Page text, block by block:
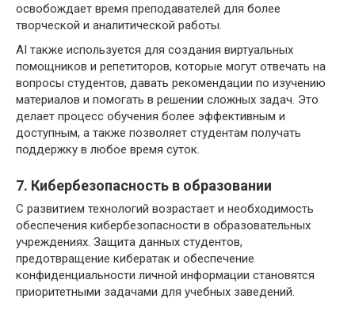
освобождает время преподавателей для более
творческой и аналитической работы.
AI также используется для создания виртуальных
помощников и репетиторов, которые могут отвечать на
вопросы студентов, давать рекомендации по изучению
материалов и помогать в решении сложных задач. Это
делает процесс обучения более эффективным и
доступным, а также позволяет студентам получать
поддержку в любое время суток.
7. Кибербезопасность в образовании
С развитием технологий возрастает и необходимость
обеспечения кибербезопасности в образовательных
учреждениях. Защита данных студентов,
предотвращение кибератак и обеспечение
конфиденциальности личной информации становятся
приоритетными задачами для учебных заведений.